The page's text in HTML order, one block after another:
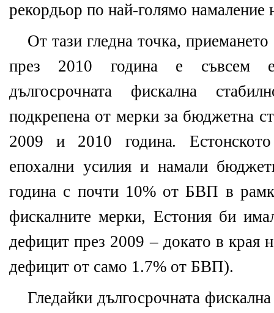
рекордьор по най-голямо намаление
От тази гледна точка,
през 2010 година е съвсем
дългосрочната фискална
подкрепена от мерки за бюджетна
2009 и 2010 година. Естонското
епохални усилия и намали
година с почти 10% от БВП в
фискалните мерки, Естония би
дефицит през 2009 – докато в края
дефицит от само 1.7% от БВП).
Гледайки дългосрочната